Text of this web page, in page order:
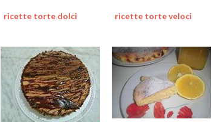
ricette torte dolci ricette torte veloci